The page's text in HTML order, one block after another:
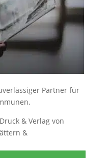
Partner für
Druck & Verlag von
&